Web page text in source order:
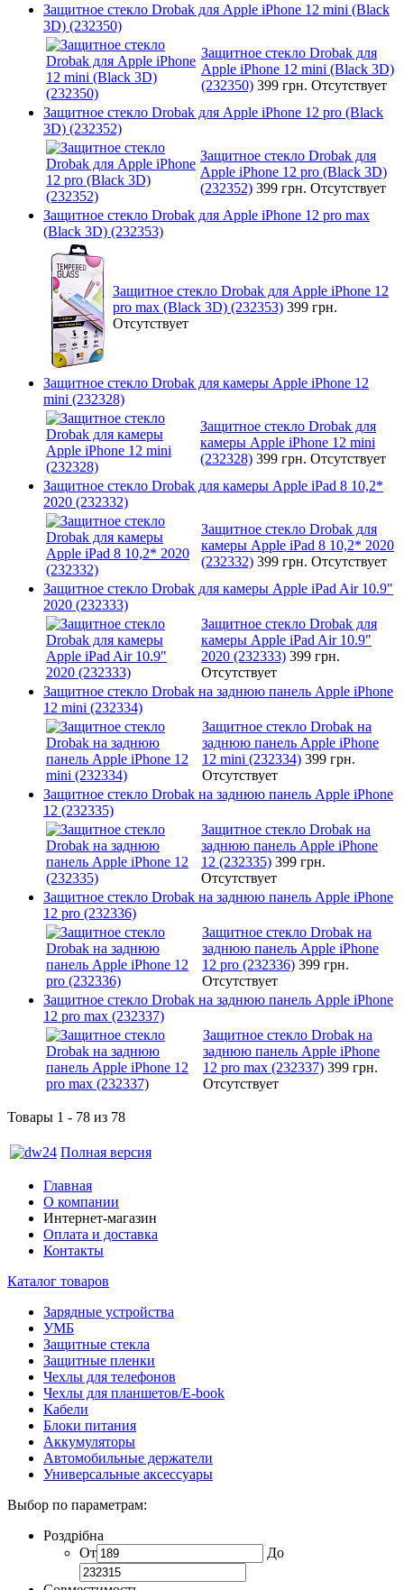
Защитное стекло Drobak для Apple iPhone 12 mini (Black
3D) (232350)
Защитное стекло Drobak для
Apple iPhone 12 mini (Black 3D)
(232350) 399 грн. Отсутствует
Защитное стекло Drobak для Apple iPhone 12 pro (Black
3D) (232352)
Защитное стекло Drobak для
Apple iPhone 12 pro (Black 3D)
(232352) 399 грн. Отсутствует
Защитное стекло Drobak для Apple iPhone 12 pro max
(Black 3D) (232353)
Защитное стекло Drobak для Apple iPhone 12
pro max (Black 3D) (232353) 399 грн.
Отсутствует
Защитное стекло Drobak для камеры Apple iPhone 12
mini (232328)
Защитное стекло Drobak для
камеры Apple iPhone 12 mini
(232328) 399 грн. Отсутствует
Защитное стекло Drobak для камеры Apple iPad 8 10,2*
2020 (232332)
Защитное стекло Drobak для
камеры Apple iPad 8 10,2* 2020
(232332) 399 грн. Отсутствует
Защитное стекло Drobak для камеры Apple iPad Air 10.9"
2020 (232333)
Защитное стекло Drobak для
камеры Apple iPad Air 10.9"
2020 (232333) 399 грн.
Отсутствует
Защитное стекло Drobak на заднюю панель Apple iPhone
12 mini (232334)
Защитное стекло Drobak на
заднюю панель Apple iPhone
12 mini (232334) 399 грн.
Отсутствует
Защитное стекло Drobak на заднюю панель Apple iPhone
12 (232335)
Защитное стекло Drobak на
заднюю панель Apple iPhone
12 (232335) 399 грн.
Отсутствует
Защитное стекло Drobak на заднюю панель Apple iPhone
12 pro (232336)
Защитное стекло Drobak на
заднюю панель Apple iPhone
12 pro (232336) 399 грн.
Отсутствует
Защитное стекло Drobak на заднюю панель Apple iPhone
12 pro max (232337)
Защитное стекло Drobak на
заднюю панель Apple iPhone
12 pro max (232337) 399 грн.
Отсутствует
Товары 1 - 78 из 78
Полная версия
Главная
О компании
Интернет-магазин
Оплата и доставка
Контакты
Каталог товаров
Зарядные устройства
УМБ
Защитные стекла
Защитные пленки
Чехлы для телефонов
Чехлы для планшетов/E-book
Кабели
Блоки питания
Аккумуляторы
Автомобильные держатели
Универсальные аксессуары
Выбор по параметрам:
Роздрібна
От
До